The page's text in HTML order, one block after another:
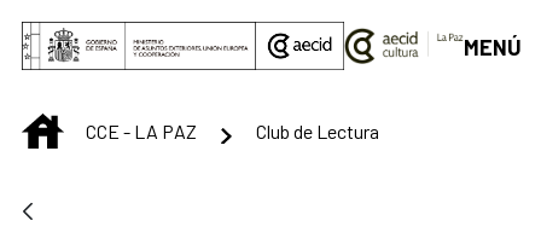
Saltar al contenido principal
MENÚ
INICIOCCE - LA PAZ Club de Lectura